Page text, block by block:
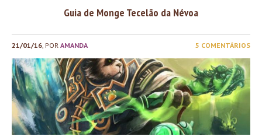
Guia de Monge Tecelão da Névoa
21/01/16, POR AMANDA 5 COMENTÁRIOS